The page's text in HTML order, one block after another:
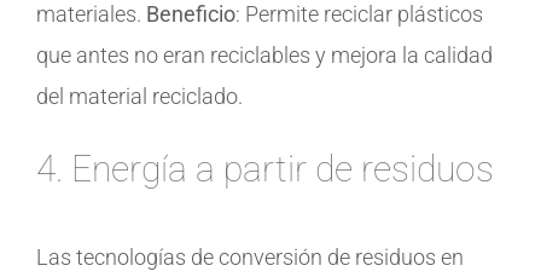
materiales. Beneficio: Permite reciclar plásticos
que antes no eran reciclables y mejora la calidad
del material reciclado.
4. Energía a partir de residuos
Las tecnologías de conversión de residuos en